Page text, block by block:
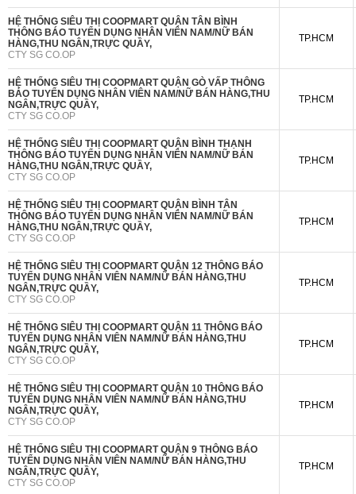
HỆ THỐNG SIÊU THỊ COOPMART QUẬN TÂN BÌNH
THÔNG BÁO TUYỂN DỤNG NHÂN VIÊN NAM/NỮ BÁN
HÀNG,THU NGÂN,TRỰC QUẦY,
CTY SG CO.OP
TP.HCM
HỆ THỐNG SIÊU THỊ COOPMART QUẬN GÒ VẤP THÔNG
BÁO TUYỂN DỤNG NHÂN VIÊN NAM/NỮ BÁN HÀNG,THU
NGÂN,TRỰC QUẦY,
CTY SG CO.OP
TP.HCM
HỆ THỐNG SIÊU THỊ COOPMART QUẬN BÌNH THẠNH
THÔNG BÁO TUYỂN DỤNG NHÂN VIÊN NAM/NỮ BÁN
HÀNG,THU NGÂN,TRỰC QUẦY,
CTY SG CO.OP
TP.HCM
HỆ THỐNG SIÊU THỊ COOPMART QUẬN BÌNH TÂN
THÔNG BÁO TUYỂN DỤNG NHÂN VIÊN NAM/NỮ BÁN
HÀNG,THU NGÂN,TRỰC QUẦY,
CTY SG CO.OP
TP.HCM
HỆ THỐNG SIÊU THỊ COOPMART QUẬN 12 THÔNG BÁO
TUYỂN DỤNG NHÂN VIÊN NAM/NỮ BÁN HÀNG,THU
NGÂN,TRỰC QUẦY,
CTY SG CO.OP
TP.HCM
HỆ THỐNG SIÊU THỊ COOPMART QUẬN 11 THÔNG BÁO
TUYỂN DỤNG NHÂN VIÊN NAM/NỮ BÁN HÀNG,THU
NGÂN,TRỰC QUẦY,
CTY SG CO.OP
TP.HCM
HỆ THỐNG SIÊU THỊ COOPMART QUẬN 10 THÔNG BÁO
TUYỂN DỤNG NHÂN VIÊN NAM/NỮ BÁN HÀNG,THU
NGÂN,TRỰC QUẦY,
CTY SG CO.OP
TP.HCM
HỆ THỐNG SIÊU THỊ COOPMART QUẬN 9 THÔNG BÁO
TUYỂN DỤNG NHÂN VIÊN NAM/NỮ BÁN HÀNG,THU
NGÂN,TRỰC QUẦY,
CTY SG CO.OP
TP.HCM